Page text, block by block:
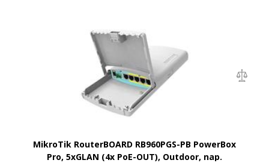
MikroTik RouterBOARD RB960PGS-PB PowerBox
Pro, 5xGLAN (4x PoE-OUT), Outdoor, nap.